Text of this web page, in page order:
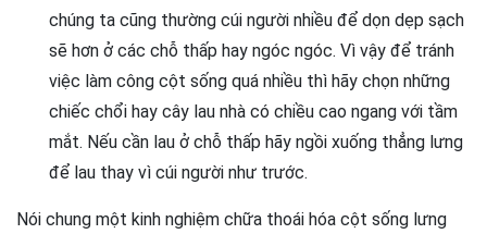
chúng ta cũng thường cúi người nhiều để dọn dẹp sạch
sẽ hơn ở các chỗ thấp hay ngóc ngóc. Vì vậy để tránh
việc làm công cột sống quá nhiều thì hãy chọn những
chiếc chổi hay cây lau nhà có chiều cao ngang với tầm
mắt. Nếu cần lau ở chỗ thấp hãy ngồi xuống thẳng lưng
để lau thay vì cúi người như trước.
Nói chung một kinh nghiệm chữa thoái hóa cột sống lưng